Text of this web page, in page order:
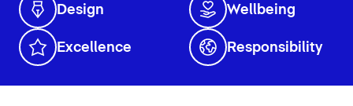
Design Wellbeing
Excellence Responsibility